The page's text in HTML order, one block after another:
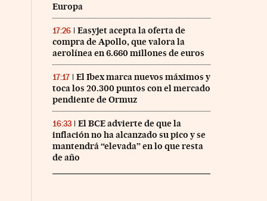
Europa
17:26
Easyjet acepta la oferta de
compra de Apollo, que valora la
aerolínea en 6.660 millones de euros
17:17
El Ibex marca nuevos máximos y
toca los 20.300 puntos con el mercado
pendiente de Ormuz
16:33
El BCE advierte de que la
inflación no ha alcanzado su pico y se
mantendrá “elevada” en lo que resta
de año